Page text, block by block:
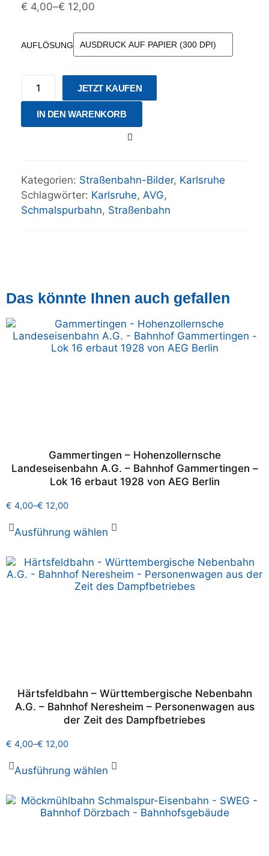
€ 4,00–€ 12,00
AUFLÖSUNG
JETZT KAUFEN
IN DEN WARENKORB
Kategorien: Straßenbahn-Bilder, Karlsruhe
Schlagwörter: Karlsruhe, AVG,
Schmalspurbahn, Straßenbahn
Das könnte Ihnen auch gefallen
Gammertingen – Hohenzollernsche
Landeseisenbahn A.G. – Bahnhof Gammertingen –
Lok 16 erbaut 1928 von AEG Berlin
€ 4,00–€ 12,00
Ausführung wählen
Härtsfeldbahn – Württembergische Nebenbahn
A.G. – Bahnhof Neresheim – Personenwagen aus
der Zeit des Dampfbetriebes
€ 4,00–€ 12,00
Ausführung wählen